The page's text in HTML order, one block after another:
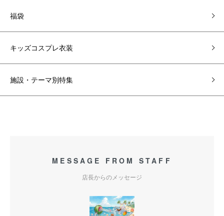
福袋
キッズコスプレ衣装
施設・テーマ別特集
MESSAGE FROM STAFF
店長からのメッセージ